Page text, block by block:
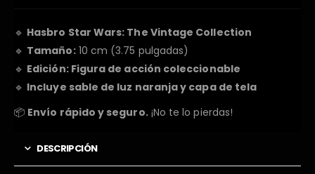
🔹 Hasbro Star Wars: The Vintage Collection
🔹 Tamaño:10 cm (3.75 pulgadas)
🔹 Edición: Figura de acción coleccionable
🔹 Incluye sable de luz naranja y capa de tela
📦 Envío rápido y seguro.¡No te lo pierdas!
DESCRIPCIÓN